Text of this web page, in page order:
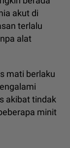
akut di
terlalu
alat
mati berlaku
akibat tindak
minit